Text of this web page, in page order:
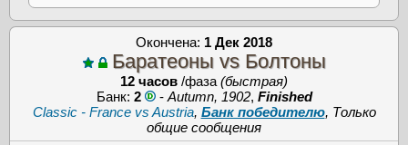
Окончена: 1 Дек 2018
Баратеоны vs Болтоны
12 часов /фаза (быстрая)
Банк: 2 - Autumn, 1902, Finished
Classic - France vs Austria, Банк победителю, Только
общие сообщения